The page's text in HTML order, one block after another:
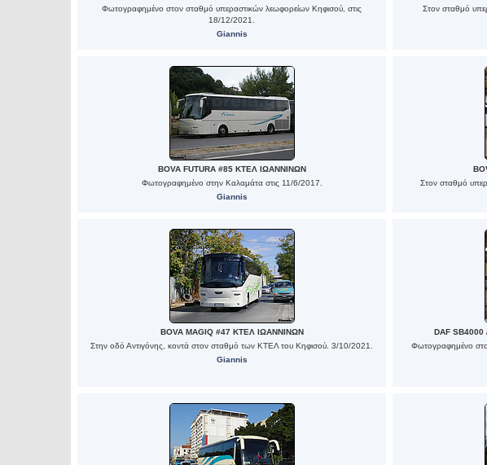
Φωτογραφημένο στον σταθμό υπεραστικών λεωφορείων Κηφισού, στις
18/12/2021.
Giannis
Στον σταθμό
BOVA FUTURA #85 ΚΤΕΛ ΙΩΑΝΝΙΝΩΝ
Φωτογραφημένο στην Καλαμάτα στις 11/6/2017.
Giannis
Στον σταθμό
BOVA MAGIQ #47 ΚΤΕΛ ΙΩΑΝΝΙΝΩΝ
Στην οδό Αντιγόνης, κοντά στον σταθμό των ΚΤΕΛ του Κηφισού. 3/10/2021.
Giannis
DAF
Φωτογραφημένο